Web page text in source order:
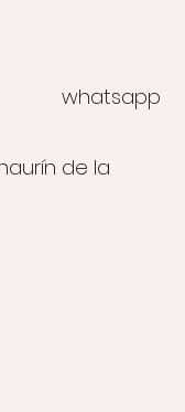
whatsapp
de la